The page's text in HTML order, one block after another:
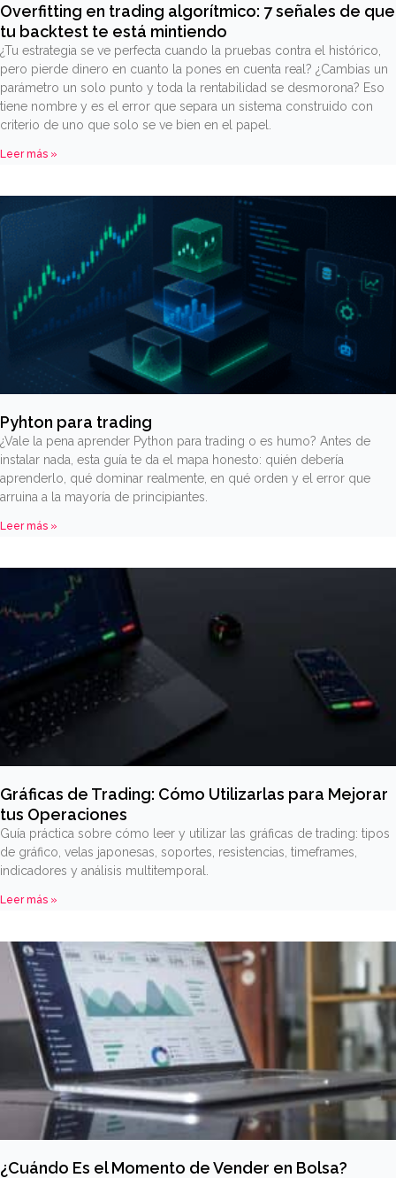
Overfitting en trading algorítmico: 7 señales de que
tu backtest te está mintiendo
¿Tu estrategia se ve perfecta cuando la pruebas contra el histórico,
pero pierde dinero en cuanto la pones en cuenta real? ¿Cambias un
parámetro un solo punto y toda la rentabilidad se desmorona? Eso
tiene nombre y es el error que separa un sistema construido con
criterio de uno que solo se ve bien en el papel.
Leer más »
Pyhton para trading
¿Vale la pena aprender Python para trading o es humo? Antes de
instalar nada, esta guía te da el mapa honesto: quién debería
aprenderlo, qué dominar realmente, en qué orden y el error que
arruina a la mayoría de principiantes.
Leer más »
Gráficas de Trading: Cómo Utilizarlas para Mejorar
tus Operaciones
Guía práctica sobre cómo leer y utilizar las gráficas de trading: tipos
de gráfico, velas japonesas, soportes, resistencias, timeframes,
indicadores y análisis multitemporal.
Leer más »
¿Cuándo Es el Momento de Vender en Bolsa?